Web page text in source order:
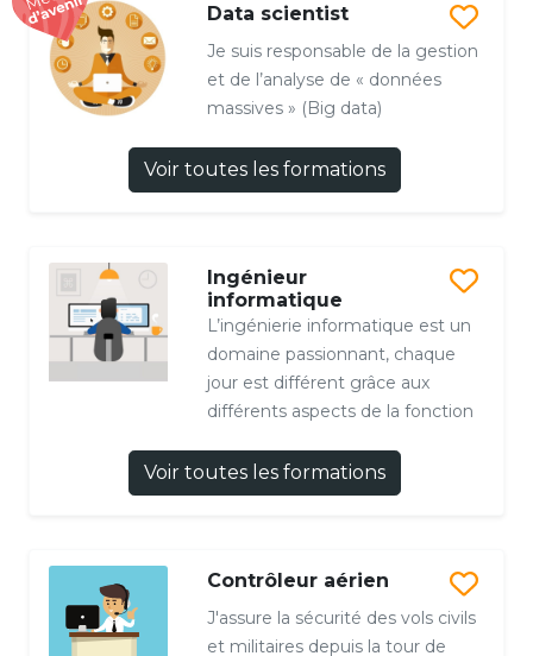
Data scientist
Je suis responsable de la gestion
et de l’analyse de « données
massives » (Big data)
Voir toutes les formations
Ingénieur
informatique
L’ingénierie informatique est un
domaine passionnant, chaque
jour est différent grâce aux
différents aspects de la fonction
Voir toutes les formations
Contrôleur aérien
J'assure la sécurité des vols civils
et militaires depuis la tour de